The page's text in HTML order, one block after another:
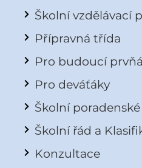
Školní vzdělávací
Přípravná třída
Pro budoucí
Pro deváťáky
Školní
Školní řád a
Konzultace